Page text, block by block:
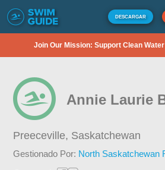
DESCARGAR
Join Our Mission: Support Clean
Annie Laurie
Preeceville, Saskatchewan
Gestionado Por: North Saskatchewan